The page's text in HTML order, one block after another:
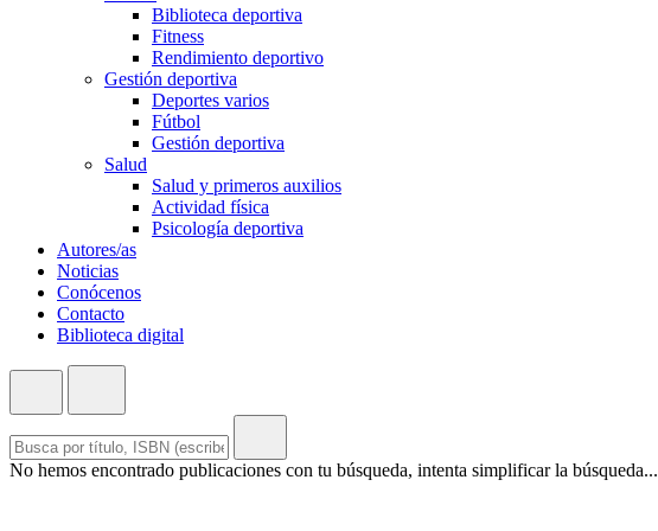
Biblioteca deportiva
Fitness
Rendimiento deportivo
Gestión deportiva
Deportes varios
Fútbol
Gestión deportiva
Salud
Salud y primeros auxilios
Actividad física
Psicología deportiva
Autores/as
Noticias
Conócenos
Contacto
Biblioteca digital
No hemos encontrado publicaciones con tu búsqueda, intenta simplificar la búsqueda...